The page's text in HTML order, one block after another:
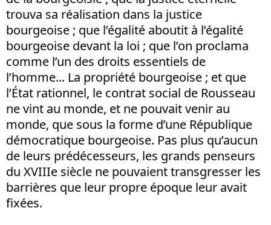
trouva sa réalisation dans la justice
bourgeoise ; que l’égalité aboutit à l’égalité
bourgeoise devant la loi ; que l’on proclama
comme l’un des droits essentiels de
l’homme... La propriété bourgeoise ; et que
l’État rationnel, le contrat social de Rousseau
ne vint au monde, et ne pouvait venir au
monde, que sous la forme d’une République
démocratique bourgeoise. Pas plus qu’aucun
de leurs prédécesseurs, les grands penseurs
du XVIIIe siècle ne pouvaient transgresser les
barrières que leur propre époque leur avait
fixées.